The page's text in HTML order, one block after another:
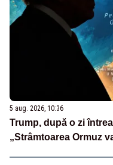
5 aug. 2026, 10:36
Trump, după o zi
„Strâmtoarea Ormuz